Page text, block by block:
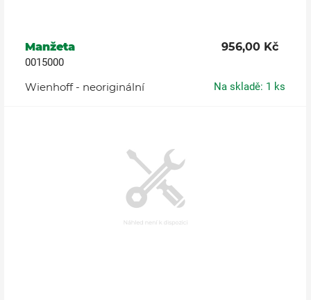
Manžeta 956,00 Kč
0015000
Wienhoff - neoriginální Na skladě: 1 ks